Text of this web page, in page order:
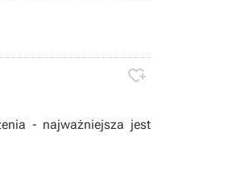

- najważniejsza jest